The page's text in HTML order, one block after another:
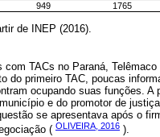
949 1765
de INEP (2016).
com TACs no Paraná,
do primeiro TAC, poucas
ocupando suas funções.
e do promotor de
se apresentava após o
( OLIVEIRA, 2016 ).